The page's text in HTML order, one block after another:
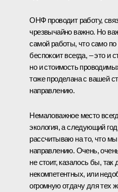
ОНФ проводит работу,
чрезвычайно важно. Но
самой работы, что само
беспокоит всегда, – это и
но и стоимость
тоже проделана с вашей
направлению.
Немаловажное место
экология, а следующий
рассчитываю на то, что
направлению. Очень,
не стоит, казалось бы,
некомпетентных, или
огромную отдачу для тех